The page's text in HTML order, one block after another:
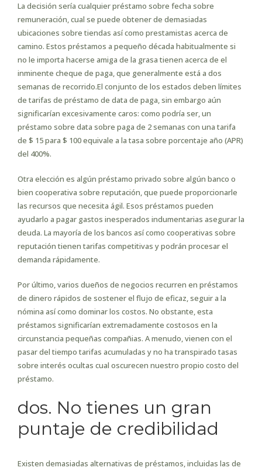
La decisión serí­a cualquier préstamo sobre fecha sobre
remuneración, cual se puede obtener de demasiadas
ubicaciones sobre tiendas así­ como prestamistas acerca de
camino. Estos préstamos a pequeño década habitualmente si
no le importa hacerse amiga de la grasa tienen acerca de el
inminente cheque de paga, que generalmente está a dos
semanas de recorrido.El conjunto de los estados deben límites
de tarifas de préstamo de data de paga, sin embargo aún
significarían excesivamente caros: como podrí­a ser, un
préstamo sobre data sobre paga de 2 semanas con una tarifa
de $ 15 para $ 100 equivale a la tasa sobre porcentaje año (APR)
del 400%.
Otra elección es algún préstamo privado sobre algún banco o
bien cooperativa sobre reputación, que puede proporcionarle
las recursos que necesita ágil. Esos préstamos pueden
ayudarlo a pagar gastos inesperados indumentarias asegurar la
deuda. La mayoría de los bancos así­ como cooperativas sobre
reputación tienen tarifas competitivas y podrán procesar el
demanda rápidamente.
Por último, varios dueños de negocios recurren en préstamos
de dinero rápidos de sostener el flujo de eficaz, seguir a la
nómina así­ como dominar los costos. No obstante, esta
préstamos significarían extremadamente costosos en la
circunstancia pequeñas compañias. A menudo, vienen con el
pasar del tiempo tarifas acumuladas y no ha transpirado tasas
sobre interés ocultas cual oscurecen nuestro propio costo del
préstamo.
dos. No tienes un gran
puntaje de credibilidad
Existen demasiadas alternativas de préstamos, incluidas las de